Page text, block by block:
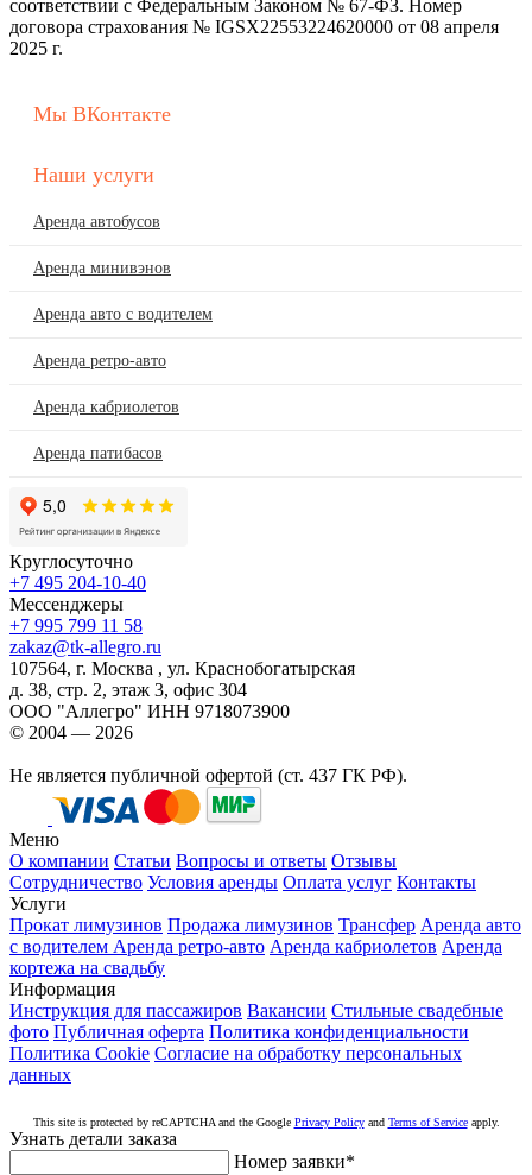
соответствии с Федеральным Законом № 67-ФЗ. Номер
договора страхования № IGSX22553224620000 от 08 апреля
2025 г.
Мы ВКонтакте
Наши услуги
Аренда автобусов
Аренда минивэнов
Аренда авто с водителем
Аренда ретро-авто
Аренда кабриолетов
Аренда патибасов
Круглосуточно
+7 495 204-10-40
Мессенджеры
+7 995 799 11 58
zakaz@tk-allegro.ru
107564, г. Москва , ул. Краснобогатырская
д. 38, стр. 2, этаж 3, офис 304
ООО "Аллегро" ИНН 9718073900
© 2004 — 2026
Не является публичной офертой (ст. 437 ГК РФ).
Меню
О компании Статьи Вопросы и ответы Отзывы
Сотрудничество Условия аренды Оплата услуг Контакты
Услуги
Прокат лимузинов Продажа лимузинов Трансфер Аренда авто
с водителем Аренда ретро-авто Аренда кабриолетов Аренда
кортежа на свадьбу
Информация
Инструкция для пассажиров Вакансии Стильные свадебные
фото Публичная оферта Политика конфиденциальности
Политика Cookie Согласие на обработку персональных
данных
This site is protected by reCAPTCHA and the Google Privacy Policyand Terms of Serviceapply.
Узнать детали заказа
Номер заявки*